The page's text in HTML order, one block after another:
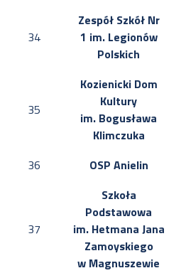
34
Zespół Szkół Nr
1 im. Legionów
Polskich
35
Kozienicki Dom
Kultury
im. Bogusława
Klimczuka
36 OSP Anielin
37
Szkoła
Podstawowa
im. Hetmana Jana
Zamoyskiego
w Magnuszewie